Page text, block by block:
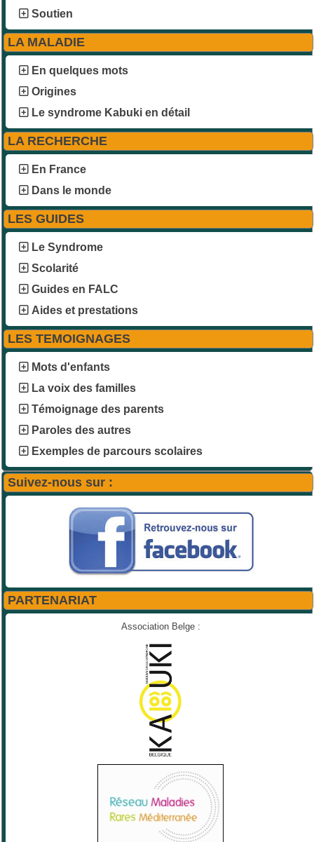
Soutien
LA MALADIE
En quelques mots
Origines
Le syndrome Kabuki en détail
LA RECHERCHE
En France
Dans le monde
LES GUIDES
Le Syndrome
Scolarité
Guides en FALC
Aides et prestations
LES TEMOIGNAGES
Mots d'enfants
La voix des familles
Témoignage des parents
Paroles des autres
Exemples de parcours scolaires
Suivez-nous sur :
PARTENARIAT
Association Belge :